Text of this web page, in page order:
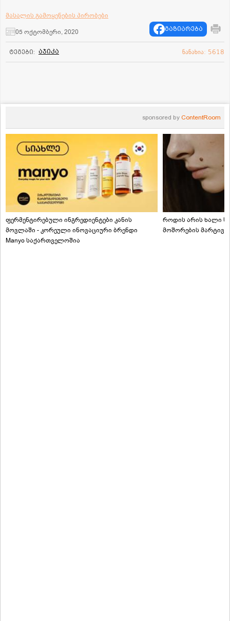
მასალის გამოყენების პირობები
05 ოქტომბერი, 2020
გაზიარება
ტეგები: აჯიკა ნანახია: 5618
sponsored by ContentRoom
ფერმენტირებული ინგრედიენტები კანის
მოვლაში - კორეული ინოვაციური ბრენდი
Manyo საქართველოშია
როდის არის ხალი
მოშორების